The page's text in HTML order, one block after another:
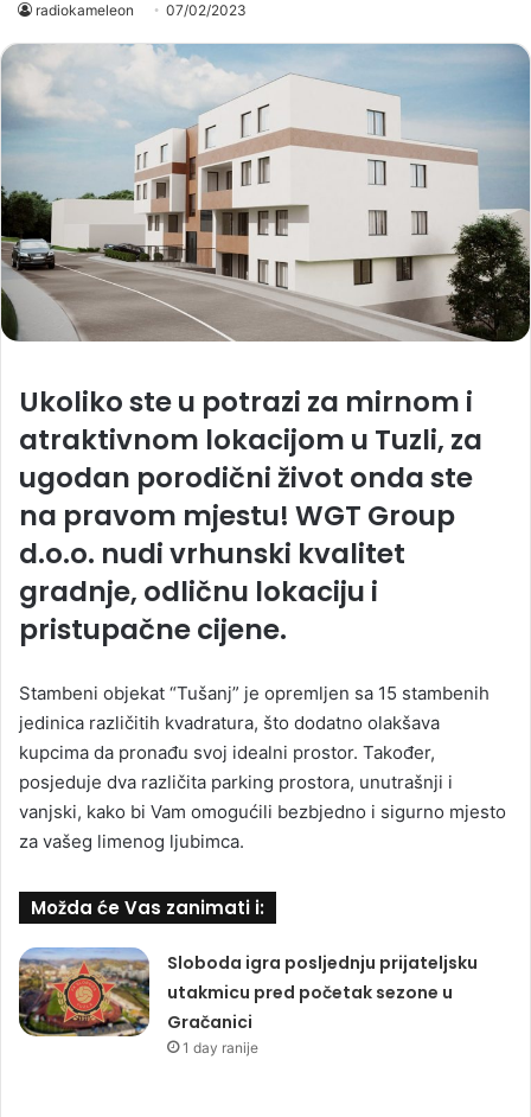
radiokameleon 07/02/2023
Ukoliko ste u potrazi za mirnom i
atraktivnom lokacijom u Tuzli, za
ugodan porodični život onda ste
na pravom mjestu! WGT Group
d.o.o. nudi vrhunski kvalitet
gradnje, odličnu lokaciju i
pristupačne cijene.
Stambeni objekat “Tušanj” je opremljen sa 15 stambenih
jedinica različitih kvadratura, što dodatno olakšava
kupcima da pronađu svoj idealni prostor. Također,
posjeduje dva različita parking prostora, unutrašnji i
vanjski, kako bi Vam omogućili bezbjedno i sigurno mjesto
za vašeg limenog ljubimca.
Možda će Vas zanimati i:
Sloboda igra posljednju prijateljsku
utakmicu pred početak sezone u
Gračanici
1 day ranije